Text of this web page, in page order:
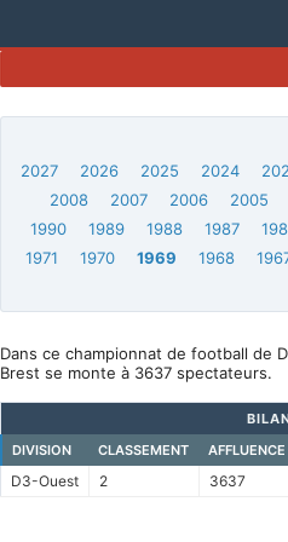
2027
2026 2025 2024
2008
2007 2006 2005
1990
1989 1988 1987
1971
1970 1969 1968
Dans ce championnat de football de
Brest se monte à 3637 spectateurs.
DIVISION
CLASSEMENT
D3-Ouest 2 3637